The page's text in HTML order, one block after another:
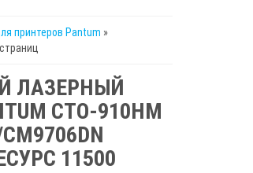
принтеров Pantum »
ЛАЗЕРНЫЙ
CTO-910HM
11500